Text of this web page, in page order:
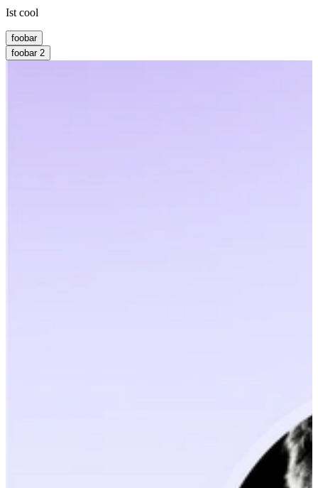
Ist cool
foobar
foobar 2